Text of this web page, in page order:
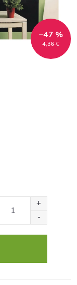
4,36 €
–47 %